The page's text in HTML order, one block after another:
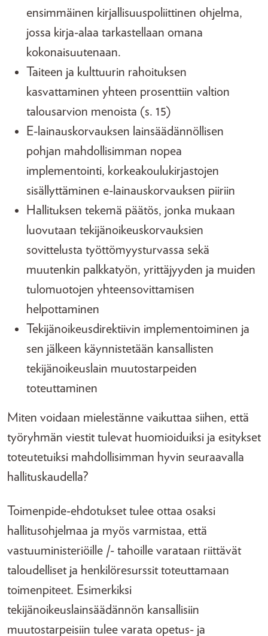
ensimmäinen kirjallisuuspoliittinen ohjelma,
jossa kirja-alaa tarkastellaan omana
kokonaisuutenaan.
Taiteen ja kulttuurin rahoituksen
kasvattaminen yhteen prosenttiin valtion
talousarvion menoista (s. 15)
E-lainauskorvauksen lainsäädännöllisen
pohjan mahdollisimman nopea
implementointi, korkeakoulukirjastojen
sisällyttäminen e-lainauskorvauksen piiriin
Hallituksen tekemä päätös, jonka mukaan
luovutaan tekijänoikeuskorvauksien
sovittelusta työttömyysturvassa sekä
muutenkin palkkatyön, yrittäjyyden ja muiden
tulomuotojen yhteensovittamisen
helpottaminen
Tekijänoikeusdirektiivin implementoiminen ja
sen jälkeen käynnistetään kansallisten
tekijänoikeuslain muutostarpeiden
toteuttaminen
Miten voidaan mielestänne vaikuttaa siihen, että
työryhmän viestit tulevat huomioiduiksi ja esitykset
toteutetuiksi mahdollisimman hyvin seuraavalla
hallituskaudella?
Toimenpide-ehdotukset tulee ottaa osaksi
hallitusohjelmaa ja myös varmistaa, että
vastuuministeriöille /- tahoille varataan riittävät
taloudelliset ja henkilöresurssit toteuttamaan
toimenpiteet. Esimerkiksi
tekijänoikeuslainsäädännön kansallisiin
muutostarpeisiin tulee varata opetus- ja